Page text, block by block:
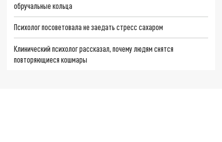
обручальные кольца
Психолог посоветовала не заедать стресс сахаром
Клинический психолог рассказал, почему людям снятся
повторяющиеся кошмары